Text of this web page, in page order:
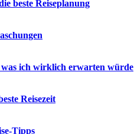
beste Reiseplanung
ich wirklich erwarten würde
Reisezeit
Tipps